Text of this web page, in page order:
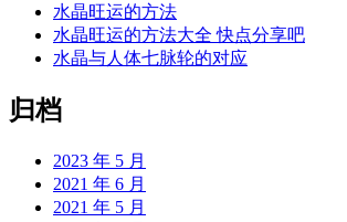
水晶旺运的方法
水晶旺运的方法大全 快点分享吧
水晶与人体七脉轮的对应
归档
2023 年 5 月
2021 年 6 月
2021 年 5 月